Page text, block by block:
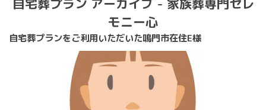
自宅葬プラン アーカイブ - 家族葬専門セレ
モニー心
自宅葬プランをご利用いただいた鳴門市在住E様